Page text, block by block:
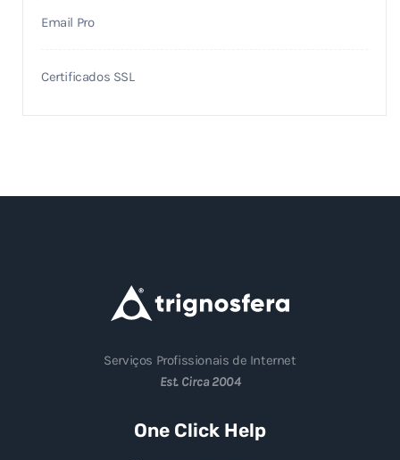
Email Pro
Certificados SSL
Serviços Profissionais de Internet
Est. Circa 2004
One Click Help